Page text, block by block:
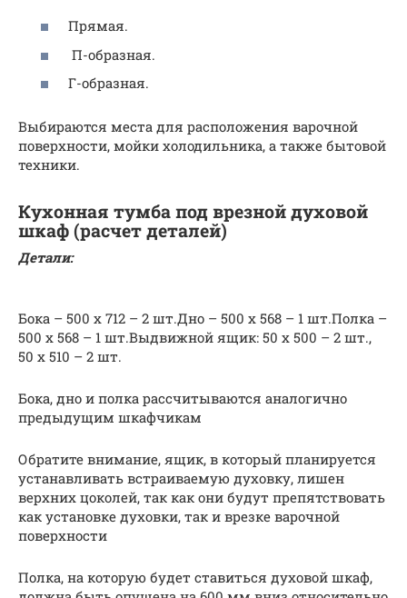
Прямая.
П-образная.
Г-образная.
Выбираются места для расположения варочной
поверхности, мойки холодильника, а также бытовой
техники.
Кухонная тумба под врезной духовой
шкаф (расчет деталей)
Детали:
Бока – 500 х 712 – 2 шт.Дно – 500 х 568 – 1 шт.Полка –
500 х 568 – 1 шт.Выдвижной ящик: 50 х 500 – 2 шт.,
50 х 510 – 2 шт.
Бока, дно и полка рассчитываются аналогично
предыдущим шкафчикам
Обратите внимание, ящик, в который планируется
устанавливать встраиваемую духовку, лишен
верхних цоколей, так как они будут препятствовать
как установке духовки, так и врезке варочной
поверхности
Полка, на которую будет ставиться духовой шкаф,